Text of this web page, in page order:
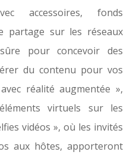
accessoires, fonds
partage sur les réseaux
pour concevoir des
du contenu pour vos
réalité augmentée »,
virtuels sur les
vidéos », où les invités
aux hôtes, apporteront